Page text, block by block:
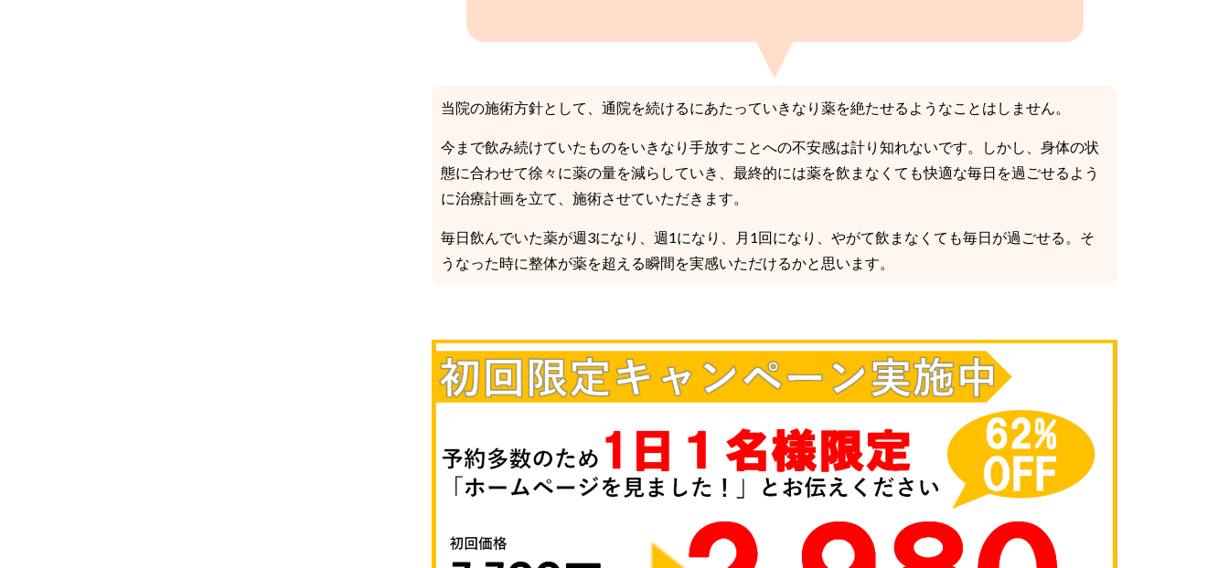
当院の施術方針として、通院を続けるにあたっていきなり薬を絶たせるようなことはしません。
今まで飲み続けていたものをいきなり手放すことへの不安感は計り知れないです。しかし、身体の状
態に合わせて徐々に薬の量を減らしていき、最終的には薬を飲まなくても快適な毎日を過ごせるよう
に治療計画を立て、施術させていただきます。
毎日飲んでいた薬が週3になり、週1になり、月1回になり、やがて飲まなくても毎日が過ごせる。そ
うなった時に整体が薬を超える瞬間を実感いただけるかと思います。